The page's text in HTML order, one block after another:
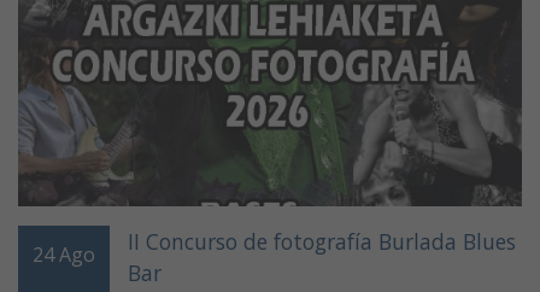
24Ago
II Concurso de fotografía Burlada Blues
Bar